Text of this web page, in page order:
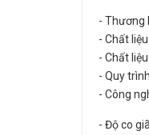
- Thương
- Chất
- Chất
- Quy
- Công
- Độ co